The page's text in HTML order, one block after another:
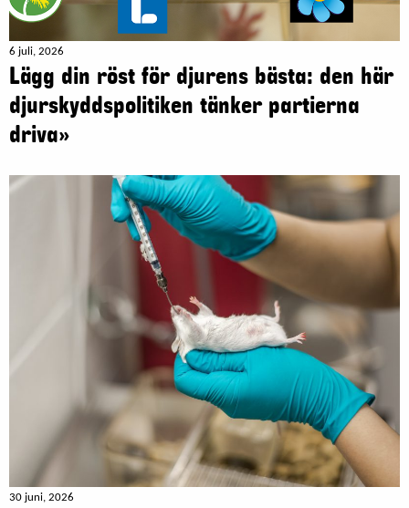
6 juli, 2026
Lägg din röst för djurens bästa: den här
djurskyddspolitiken tänker partierna
driva»
30 juni, 2026